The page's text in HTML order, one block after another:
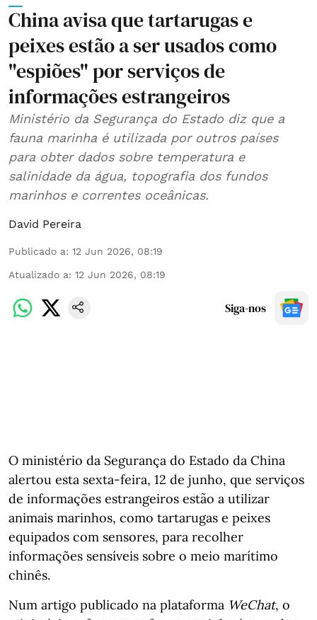
China avisa que tartarugas e
peixes estão a ser usados como
"espiões" por serviços de
informações estrangeiros
Ministério da Segurança do Estado diz que a
fauna marinha é utilizada por outros países
para obter dados sobre temperatura e
salinidade da água, topografia dos fundos
marinhos e correntes oceânicas.
David Pereira
Publicado a: 12 Jun 2026, 08:19
Atualizado a: 12 Jun 2026, 08:19
Siga-nos
O ministério da Segurança do Estado da China
alertou esta sexta-feira, 12 de junho, que serviços
de informações estrangeiros estão a utilizar
animais marinhos, como tartarugas e peixes
equipados com sensores, para recolher
informações sensíveis sobre o meio marítimo
chinês.
Num artigo publicado na plataforma WeChat, o